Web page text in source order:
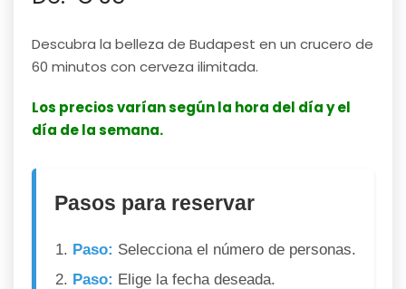
Descubra la belleza de Budapest en un crucero de
60 minutos con cerveza ilimitada.
Los precios varían según la hora del día y el
día de la semana.
Pasos para reservar
Paso: Selecciona el número de personas.
Paso: Elige la fecha deseada.